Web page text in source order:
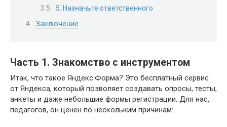
5. Назначьте ответственного
Заключение
Часть 1. Знакомство с инструментом
Итак, что такое Яндекс.Форма? Это бесплатный сервис
от Яндекса, который позволяет создавать опросы, тесты,
анкеты и даже небольшие формы регистрации. Для нас,
педагогов, он ценен по нескольким причинам: